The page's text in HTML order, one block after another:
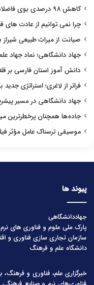
کاهش ۹۸ درصدی بوی فاضلاب با نانوفیلتر ایرانی
چرا نمی توانیم از عادت
صیانت از میراث طبیعی
جهاد دانشگاهی؛ نماد جهاد
دانش آموز استان فارسی بر
فراتر از لاغری؛ استراتژی
جهاد دانشگاهی در مسیر
جاده‌ها همچنان پرخطرترین
موسیقی ترسناک عامل مؤثر
پیوند ها
جهاددانشگاهی
پارک ملی علوم و فناوری های
سازمان تجاری سازی فناوری و
دانشگاه علم و فرهنگ
خبرگزاری علم، فناوری و